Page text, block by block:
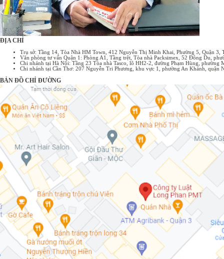
ĐỊA CHỈ
Trụ sở: Tầng 14, Tòa Nhà HM Town, 412 Nguyễn Thị Minh Khai, Phường 5, Quận 3,
Văn phòng tư vấn Quận 1: Phòng A1, Tầng trệt, Tòa nhà Packsimex, 52 Đông Du,
Chi nhánh tại Hà Nội: Tầng 23 Tòa nhà Tasco, lô HH2-2, đường Phạm Hùng,
Chi nhánh tại Cần Thơ: 207 Nguyễn Tri Phương, khu vực 1, phường An Khánh, quận
BẢN ĐỒ CHỈ ĐƯỜNG